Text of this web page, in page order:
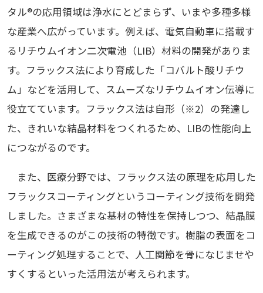
タル®の応用領域は浄水にとどまらず、いまや多種多様
な産業へ広がっています。例えば、電気自動車に搭載す
るリチウムイオン二次電池（LIB）材料の開発がありま
す。フラックス法により育成した「コバルト酸リチウ
ム」などを活用して、スムーズなリチウムイオン伝導に
役立てています。フラックス法は自形（※2）の発達し
た、きれいな結晶材料をつくれるため、LIBの性能向上
につながるのです。
また、医療分野では、フラックス法の原理を応用した
フラックスコーティングというコーティング技術を開発
しました。さまざまな基材の特性を保持しつつ、結晶膜
を生成できるのがこの技術の特徴です。樹脂の表面をコ
ーティング処理することで、人工関節を骨になじませや
すくするといった活用法が考えられます。